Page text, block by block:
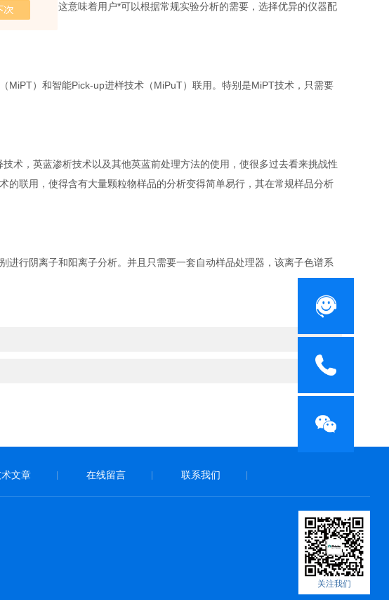
处理器。这意味着用户*可以根据常规实验分析的需要，选择优异的仪器配
MiPT）和智能Pick-up进样技术（MiPuT）联用。特别是MiPT技术，只需要
术，英蓝渗析技术以及其他英蓝前处理方法的使用，使很多过去看来挑战性
联用，使得含有大量颗粒物样品的分析变得简单易行，其在常规样品分析
行阴离子和阳离子分析。并且只需要一套自动样品处理器，该离子色谱系
文章 在线留言 联系我们
关注我们